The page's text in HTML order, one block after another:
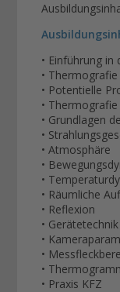
• Einführung
•
• Potentielle
•
• Grundlagen
•
• Atmosphäre
•
•
• Räumliche
• Reflexion
• Gerätetechnik
•
•
•
• Praxis KFZ